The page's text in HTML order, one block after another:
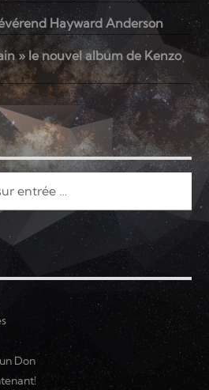
Hayward Anderson
» le nouvel album de Kenzo
Don